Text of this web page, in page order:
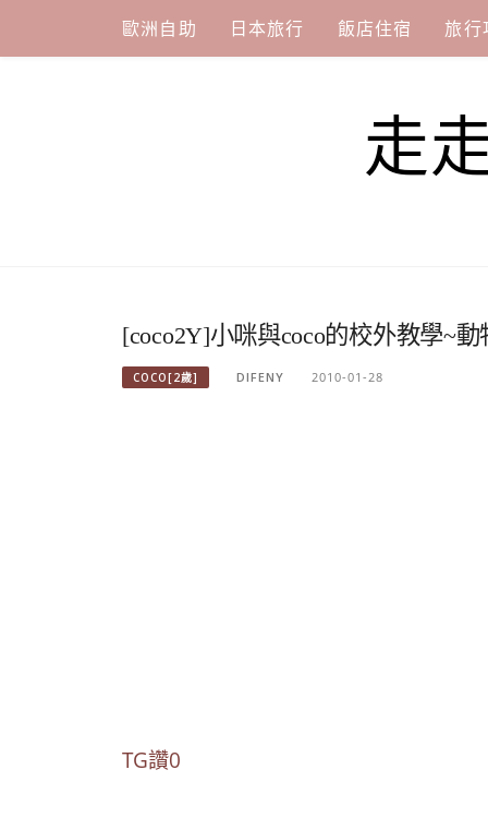
content
歐洲自助 日本旅行 飯店住宿 旅行
走
[coco2Y]小咪與coco的校外教學~動
COCO[2歲] DIFENY 2010-01-28
TG讚0